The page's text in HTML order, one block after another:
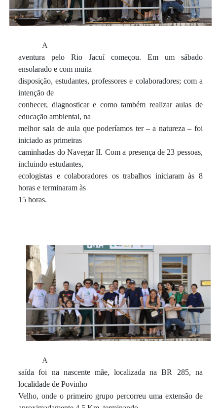
A
aventura pelo Rio Jacuí começou. Em um sábado
ensolarado e com muita
disposição, estudantes, professores e colaboradores; com a
intenção de
conhecer, diagnosticar e como também realizar aulas de
educação ambiental, na
melhor sala de aula que poderíamos ter – a natureza – foi
iniciado as primeiras
caminhadas do Navegar II. Com a presença de 23 pessoas,
incluindo estudantes,
ecologistas e colaboradores os trabalhos iniciaram às 8
horas e terminaram às
15 horas.
A
saída foi na nascente mãe, localizada na BR 285, na
localidade de Povinho
Velho, onde o primeiro grupo percorreu uma extensão de